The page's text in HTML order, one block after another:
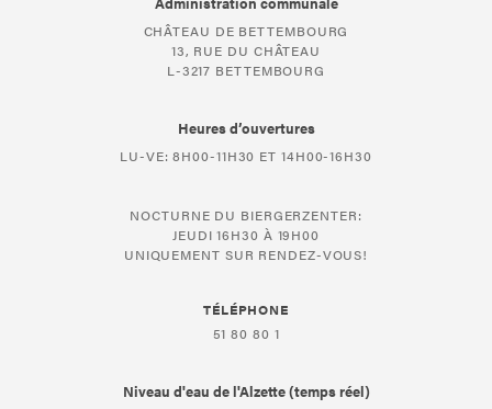
CHÂTEAU DE BETTEMBOURG
13, RUE DU CHÂTEAU
L-3217 BETTEMBOURG
Heures d’ouvertures
LU-VE: 8H00-11H30 ET 14H00-16H30
NOCTURNE DU BIERGERZENTER:
JEUDI 16H30 À 19H00
UNIQUEMENT SUR RENDEZ-VOUS!
TÉLÉPHONE
51 80 80 1
Niveau d'eau de l'Alzette (temps réel)